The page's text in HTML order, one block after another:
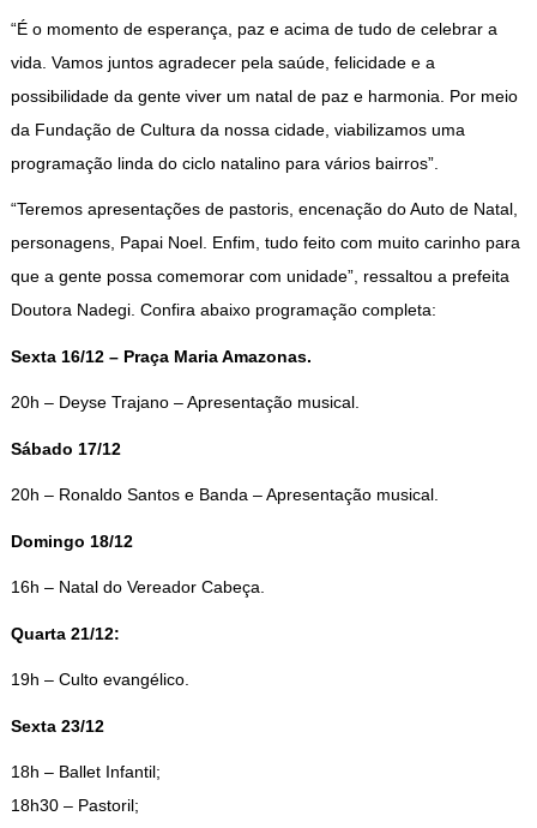
“É o momento de esperança, paz e acima de tudo de celebrar a
vida. Vamos juntos agradecer pela saúde, felicidade e a
possibilidade da gente viver um natal de paz e harmonia. Por meio
da Fundação de Cultura da nossa cidade, viabilizamos uma
programação linda do ciclo natalino para vários bairros”.
“Teremos apresentações de pastoris, encenação do Auto de Natal,
personagens, Papai Noel. Enfim, tudo feito com muito carinho para
que a gente possa comemorar com unidade”, ressaltou a prefeita
Doutora Nadegi. Confira abaixo programação completa:
Sexta 16/12 – Praça Maria Amazonas.
20h – Deyse Trajano – Apresentação musical.
Sábado 17/12
20h – Ronaldo Santos e Banda – Apresentação musical.
Domingo 18/12
16h – Natal do Vereador Cabeça.
Quarta 21/12:
19h – Culto evangélico.
Sexta 23/12
18h – Ballet Infantil;
18h30 – Pastoril;